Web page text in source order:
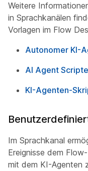
Weitere
in Sprachkanälen
Vorlagen im Flow
Autonomer KI-
AI Agent
KI-Agenten-
Im Sprachkanal
Ereignisse dem
mit dem KI-Agenten